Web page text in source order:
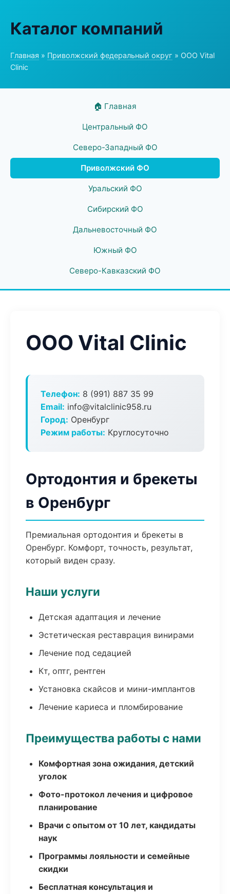
Каталог компаний
Главная » Приволжский федеральный округ » ООО Vital
Clinic
🏠 Главная
Центральный ФО
Северо-Западный ФО
Приволжский ФО
Уральский ФО
Сибирский ФО
Дальневосточный ФО
Южный ФО
Северо-Кавказский ФО
ООО Vital Clinic
Телефон: 8 (991) 887 35 99
Email: info@vitalclinic958.ru
Город: Оренбург
Режим работы: Круглосуточно
Ортодонтия и брекеты
в Оренбург
Премиальная ортодонтия и брекеты в
Оренбург. Комфорт, точность, результат,
который виден сразу.
Наши услуги
Детская адаптация и лечение
Эстетическая реставрация винирами
Лечение под седацией
Кт, оптг, рентген
Установка скайсов и мини-имплантов
Лечение кариеса и пломбирование
Преимущества работы с нами
Комфортная зона ожидания, детский
уголок
Фото-протокол лечения и цифровое
планирование
Врачи с опытом от 10 лет, кандидаты
наук
Программы лояльности и семейные
скидки
Бесплатная консультация и